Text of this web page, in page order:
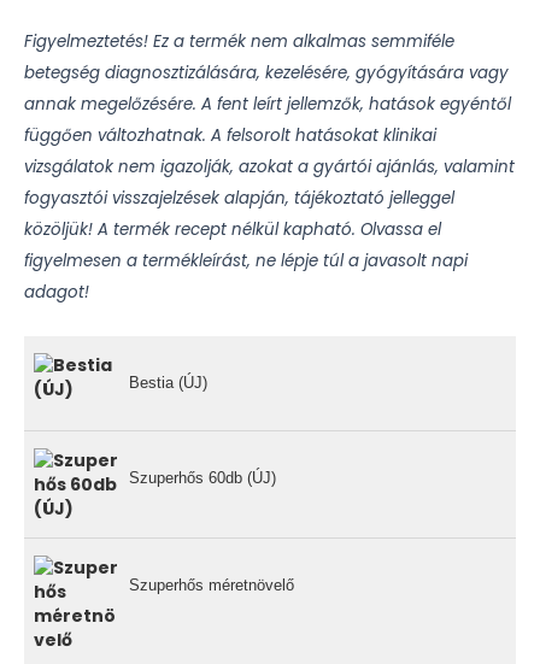
Figyelmeztetés! Ez a termék nem alkalmas semmiféle
betegség diagnosztizálására, kezelésére, gyógyítására vagy
annak megelőzésére. A fent leírt jellemzők, hatások egyéntől
függően változhatnak. A felsorolt hatásokat klinikai
vizsgálatok nem igazolják, azokat a gyártói ajánlás, valamint
fogyasztói visszajelzések alapján, tájékoztató jelleggel
közöljük! A termék recept nélkül kapható. Olvassa el
figyelmesen a termékleírást, ne lépje túl a javasolt napi
adagot!
Bestia (ÚJ)
Szuperhős 60db (ÚJ)
Szuperhős méretnövelő